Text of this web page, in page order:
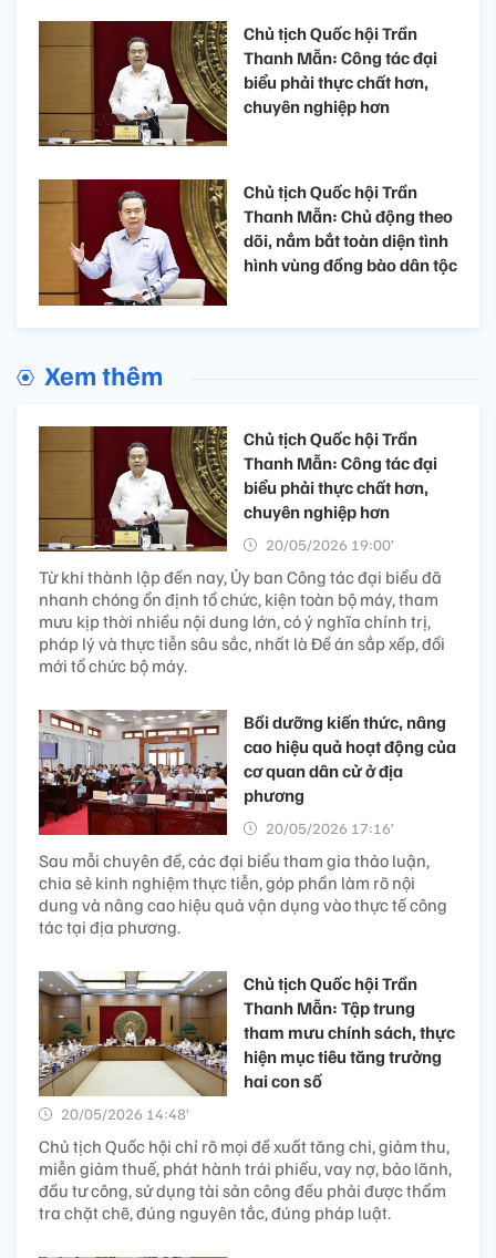
Chủ tịch Quốc hội Trần
Thanh Mẫn: Công tác đại
biểu phải thực chất hơn,
chuyên nghiệp hơn
Chủ tịch Quốc hội Trần
Thanh Mẫn: Chủ động theo
dõi, nắm bắt toàn diện tình
hình vùng đồng bào dân tộc
Xem thêm
Chủ tịch Quốc hội Trần
Thanh Mẫn: Công tác đại
biểu phải thực chất hơn,
chuyên nghiệp hơn
20/05/2026 19:00’
Từ khi thành lập đến nay, Ủy ban Công tác đại biểu đã
nhanh chóng ổn định tổ chức, kiện toàn bộ máy, tham
mưu kịp thời nhiều nội dung lớn, có ý nghĩa chính trị,
pháp lý và thực tiễn sâu sắc, nhất là Đề án sắp xếp, đổi
mới tổ chức bộ máy.
Bồi dưỡng kiến thức, nâng
cao hiệu quả hoạt động của
cơ quan dân cử ở địa
phương
20/05/2026 17:16’
Sau mỗi chuyên đề, các đại biểu tham gia thảo luận,
chia sẻ kinh nghiệm thực tiễn, góp phần làm rõ nội
dung và nâng cao hiệu quả vận dụng vào thực tế công
tác tại địa phương.
Chủ tịch Quốc hội Trần
Thanh Mẫn: Tập trung
tham mưu chính sách, thực
hiện mục tiêu tăng trưởng
hai con số
20/05/2026 14:48’
Chủ tịch Quốc hội chỉ rõ mọi đề xuất tăng chi, giảm thu,
miễn giảm thuế, phát hành trái phiếu, vay nợ, bảo lãnh,
đầu tư công, sử dụng tài sản công đều phải được thẩm
tra chặt chẽ, đúng nguyên tắc, đúng pháp luật.